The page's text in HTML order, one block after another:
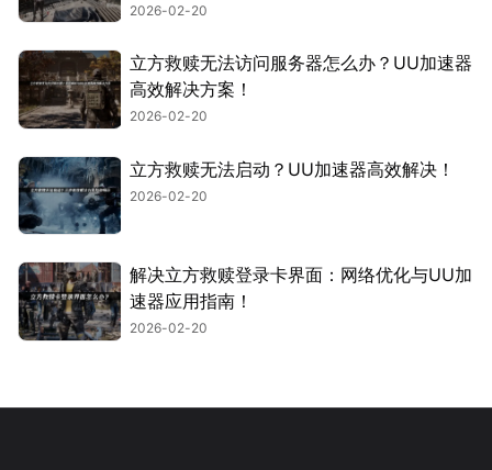
2026-02-20
立方救赎无法访问服务器怎么办？UU加速器
高效解决方案！
2026-02-20
立方救赎无法启动？UU加速器高效解决！
2026-02-20
解决立方救赎登录卡界面：网络优化与UU加
速器应用指南！
2026-02-20